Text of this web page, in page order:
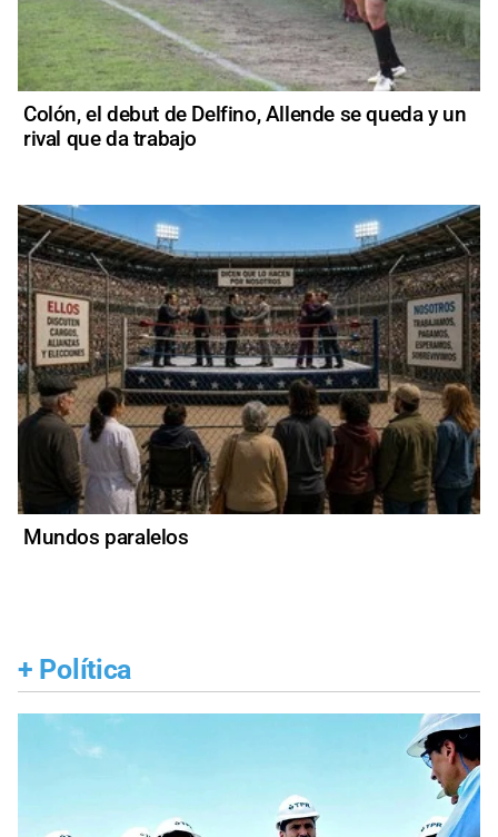
Colón, el debut de Delfino, Allende se queda y un
rival que da trabajo
Mundos paralelos
+ Política